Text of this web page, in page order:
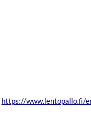
https://www.lentopallo.fi/